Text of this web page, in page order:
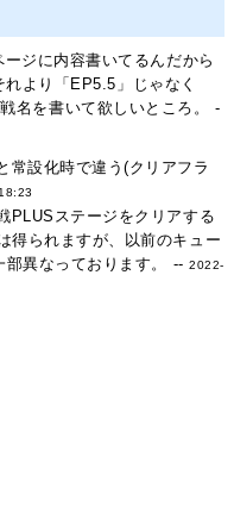
ジに内容書いてるんだから
より「EP5.5」じゃなく
名を書いて欲しいところ。 -
常設化時で違う(クリアフラ
PLUSステージをクリアする
得られますが、以前のキュー
部異なっております。 --2022-